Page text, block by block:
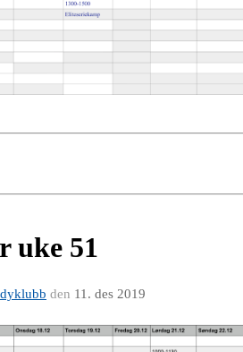
uke 51
den 11. des 2019